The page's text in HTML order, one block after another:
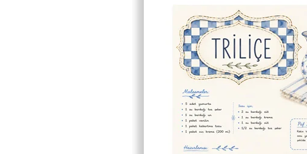
Siparişle ilgili değişiklikleriniz için lütfen mesaj atınız.